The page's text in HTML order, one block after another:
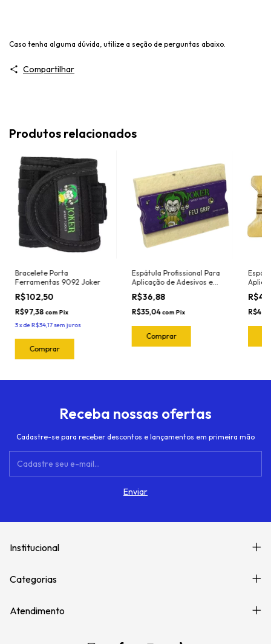
Caso tenha alguma dúvida, utilize a seção de perguntas abaixo.
Compartilhar
Produtos relacionados
Bracelete Porta
Ferramentas 9092 Joker
R$102,50
R$97,38 com Pix
3xdeR$34,17sem juros
Espátula Profissional Para
Aplicação de Adesivos e
Insulfilm Largura 10cm
Marca Joker Ref. 8020 Cor:
Roxo
R$36,88
R$35,04com Pix
Marca
Receba nossas ofertas
Cadastre-se para receber descontos e lançamentos em primeira mão
Institucional
Categorias
Atendimento